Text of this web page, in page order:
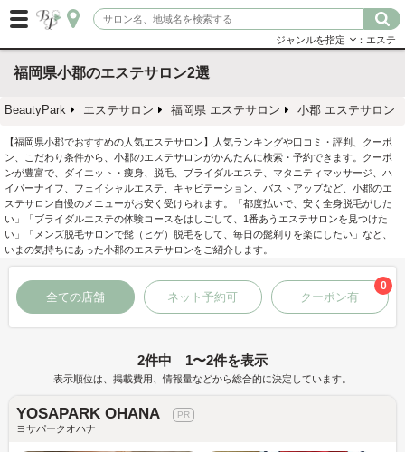
ジャンルを指定 ：エステ
福岡県小郡のエステサロン2選
BeautyPark エステサロン 福岡県 エステサロン 小郡 エステサロン
【福岡県小郡でおすすめの人気エステサロン】人気ランキングや口コミ・評判、クーポ
ン、こだわり条件から、小郡のエステサロンがかんたんに検索・予約できます。クーポ
ンが豊富で、ダイエット・痩身、脱毛、ブライダルエステ、マタニティマッサージ、ハ
イパーナイフ、フェイシャルエステ、キャビテーション、バストアップなど、小郡のエ
ステサロン自慢のメニューがお安く受けられます。「都度払いで、安く全身脱毛がした
い」「ブライダルエステの体験コースをはしごして、1番あうエステサロンを見つけた
い」「メンズ脱毛サロンで髭（ヒゲ）脱毛をして、毎日の髭剃りを楽にしたい」など、
いまの気持ちにあった小郡のエステサロンをご紹介します。
全ての店舗 ネット予約可 クーポン有
0
2件中 1〜2件を表示
表示順位は、掲載費用、情報量などから総合的に決定しています。
YOSAPARK OHANA
ヨサパークオハナ